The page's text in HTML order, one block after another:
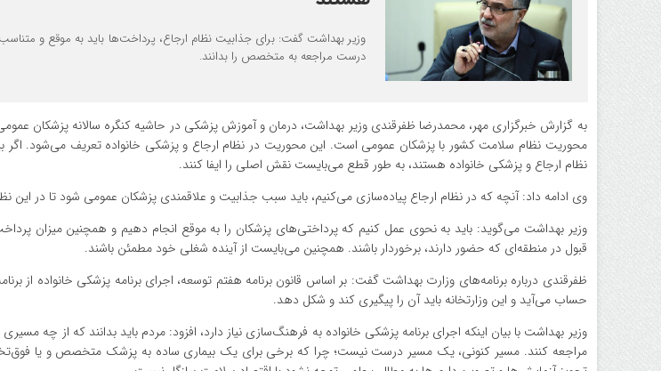
وزیر بهداشت گفت: برای جذابیت نظام ارجاع، پرداخت‌ها باید به موقع و
درست مراجعه به متخصص را بدانند.
به گزارش خبرگزاری مهر، محمدرضا ظفرقندی وزیر بهداشت، درمان و آموزش پزشکی در حاشیه کنگره سالانه پزشکان
محوریت نظام سلامت کشور با پزشکان عمومی است. این محوریت در نظام ارجاع و پزشکی خانواده تعریف می‌شود. اگر
نظام ارجاع و پزشکی خانواده هستند، به طور قطع می‌بایست نقش اصلی را ایفا کنند.
وی ادامه داد: آنچه که در نظام ارجاع پیاده‌سازی می‌کنیم، باید سبب جذابیت و علاقمندی پزشکان عمومی شود تا در این
وزیر بهداشت می‌گوید: باید به نحوی عمل کنیم که پرداختی‌های پزشکان را به موقع انجام دهیم و همچنین میزان
قبول در منطقه‌ای که حضور دارند، برخوردار باشند. همچنین می‌بایست از آینده شغلی خود مطمئن باشند.
ظفرقندی درباره برنامه‌های وزارت بهداشت گفت: بر اساس قانون برنامه هفتم توسعه، اجرای برنامه پزشکی خانواده از
حساب می‌آید و این وزارتخانه باید آن را پیگیری کند و شکل دهد.
وزیر بهداشت با بیان اینکه اجرای برنامه پزشکی خانواده به فرهنگ‌سازی نیاز دارد، افزود: مردم باید بدانند که از
مراجعه کنند. مسیر کنونی، یک مسیر درست نیست؛ چرا که برخی برای یک بیماری ساده به پزشک متخصص و یا